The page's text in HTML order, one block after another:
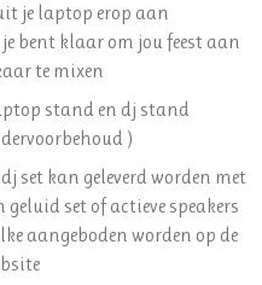
je laptop erop aan
je bent klaar om jou feest aan
te mixen
stand en dj stand
)
dj set kan geleverd worden met
geluid set of actieve speakers
aangeboden worden op de